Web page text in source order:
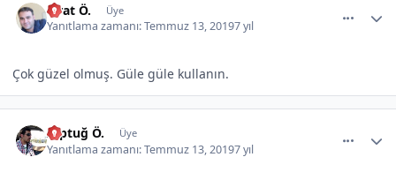
Fırat Ö. Üye
Yanıtlama zamanı:Temmuz 13, 20197 yıl
Çok güzel olmuş. Güle güle kullanın.
Alptuğ Ö. Üye
Yanıtlama zamanı:Temmuz 13, 20197 yıl